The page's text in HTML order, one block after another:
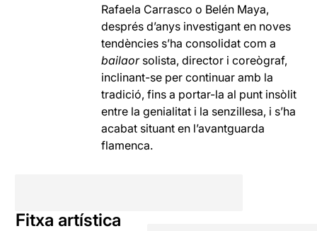
Rafaela Carrasco o Belén Maya,
després d’anys investigant en noves
tendències s’ha consolidat com a
bailaorsolista, director i coreògraf,
inclinant-se per continuar amb la
tradició, fins a portar-la al punt insòlit
entre la genialitat i la senzillesa, i s’ha
acabat situant en l’avantguarda
flamenca.
Fitxa artística